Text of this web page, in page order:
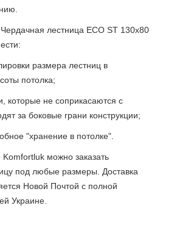
лестница ECO ST 130x80
размера лестниц в
потолка;
которые не соприкасаются с
за боковые грани конструкции;
"хранение в потолке".
можно заказать
под любые размеры. Доставка
Новой Почтой с полной
Украине.